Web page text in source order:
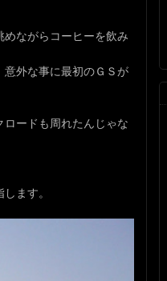
ながらコーヒーを飲み
意外な事に最初のＧＳが
ードも周れたんじゃな
ます。